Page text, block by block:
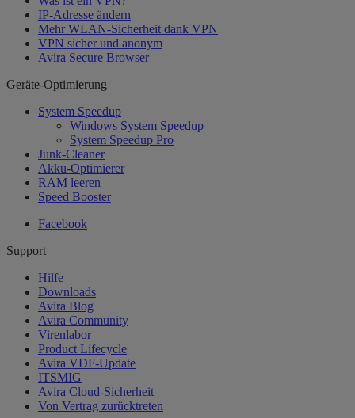
IP-Adresse ändern
Mehr WLAN-Sicherheit dank VPN
VPN sicher und anonym
Avira Secure Browser
Geräte-Optimierung
System Speedup
Windows System Speedup
System Speedup Pro
Junk-Cleaner
Akku-Optimierer
RAM leeren
Speed Booster
Facebook
Support
Hilfe
Downloads
Avira Blog
Avira Community
Virenlabor
Product Lifecycle
Avira VDF-Update
ITSMIG
Avira Cloud-Sicherheit
Von Vertrag zurücktreten